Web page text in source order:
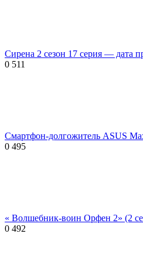
Сирена 2 сезон 17 серия — дата
0 511
Смартфон-долгожитель ASUS
0 495
« Волшебник-воин Орфен 2» (2
0 492